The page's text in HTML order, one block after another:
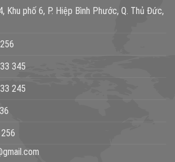
Khu phố 6, P. Hiệp Bình Phước, Q. Thủ Đức,
345
245